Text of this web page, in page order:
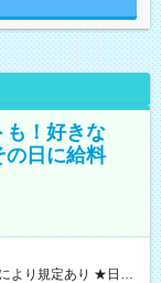
も！好きな
日に給料